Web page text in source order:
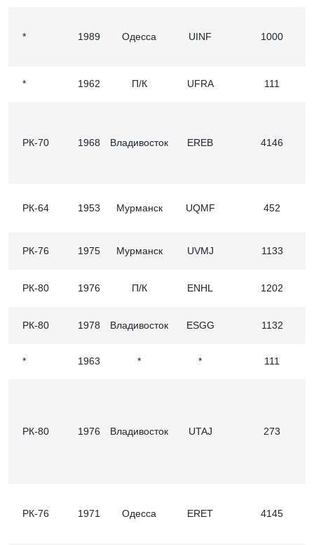
* 1989 Одесса UINF 1000
* 1962 П/К UFRA 111
РК-70 1968 Владивосток EREB 4146
РК-64 1953 Мурманск UQMF 452
РК-76 1975 Мурманск UVMJ 1133
РК-80 1976 П/К ENHL 1202
РК-80 1978 Владивосток ESGG 1132
* 1963 * * 111
РК-80 1976 Владивосток UTAJ 273
РК-76 1971 Одесса ERET 4145